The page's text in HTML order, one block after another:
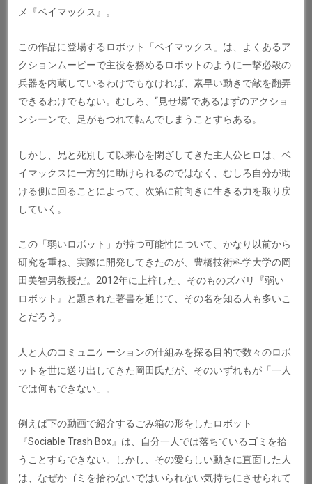
メ『ベイマックス』。
この作品に登場するロボット「ベイマックス」は、よくあるア
クションムービーで主役を務めるロボットのように一撃必殺の
兵器を内蔵しているわけでもなければ、素早い動きで敵を翻弄
できるわけでもない。むしろ、“見せ場”であるはずのアクショ
ンシーンで、足がもつれて転んでしまうことすらある。
しかし、兄と死別して以来心を閉ざしてきた主人公ヒロは、ベ
イマックスに一方的に助けられるのではなく、むしろ自分が助
ける側に回ることによって、次第に前向きに生きる力を取り戻
していく。
この「弱いロボット」が持つ可能性について、かなり以前から
研究を重ね、実際に開発してきたのが、豊橋技術科学大学の岡
田美智男教授だ。2012年に上梓した、そのものズバリ『弱い
ロボット』と題された著書を通じて、その名を知る人も多いこ
とだろう。
人と人のコミュニケーションの仕組みを探る目的で数々のロボ
ットを世に送り出してきた岡田氏だが、そのいずれもが「一人
では何もできない」。
例えば下の動画で紹介するごみ箱の形をしたロボット
『Sociable Trash Box』は、自分一人では落ちているゴミを拾
うことすらできない。しかし、その愛らしい動きに直面した人
は、なぜかゴミを拾わないではいられない気持ちにさせられて